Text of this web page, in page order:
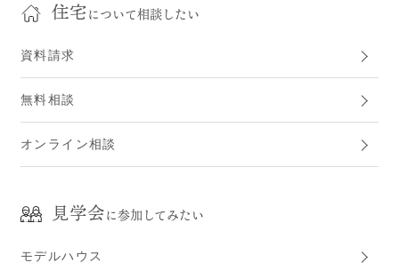
住宅について相談したい
資料請求
無料相談
オンライン相談
見学会に参加してみたい
モデルハウス